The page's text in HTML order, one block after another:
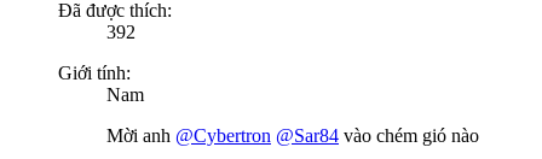
Đã được thích:
392
Giới tính:
Nam
Mời anh @Cybertron @Sar84 vào chém gió nào